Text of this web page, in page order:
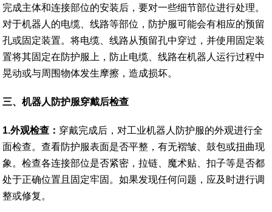
完成主体和连接部位的安装后，要对一些细节部位进行处理。
对于机器人的电缆、线路等部位，防护服可能会有相应的预留
孔或固定装置。将电缆、线路从预留孔中穿过，并使用固定装
置将其固定在防护服上，防止电缆、线路在机器人运行过程中
晃动或与周围物体发生摩擦，造成损坏。
三、机器人防护服穿戴后检查
1.外观检查： 穿戴完成后，对工业机器人防护服的外观进行全
面检查。查看防护服表面是否平整，有无褶皱、鼓包或扭曲现
象。检查各连接部位是否紧密，拉链、魔术贴、扣子等是否都
处于正确位置且固定牢固。如果发现任何问题，应及时进行调
整或修复。